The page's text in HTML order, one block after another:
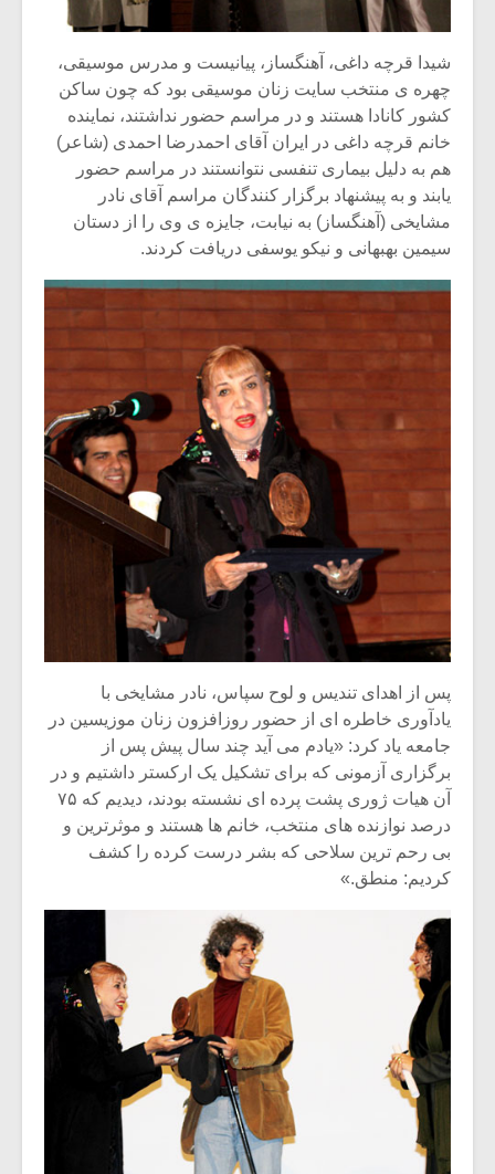
شیدا قرچه داغی، آهنگساز، پیانیست و مدرس موسیقی،
چهره ی منتخب سایت زنان موسیقی بود که چون ساکن
کشور کانادا هستند و در مراسم حضور نداشتند، نماینده
خانم قرچه داغی در ایران آقای احمدرضا احمدی (شاعر)
هم به دلیل بیماری تنفسی نتوانستند در مراسم حضور
یابند و به پیشنهاد برگزار کنندگان مراسم آقای نادر
مشایخی (آهنگساز) به نیابت، جایزه ی وی را از دستان
سیمین بهبهانی و نیکو یوسفی دریافت کردند.
پس از اهدای تندیس و لوح سپاس، نادر مشایخی با
یادآوری خاطره ای از حضور روزافزون زنان موزیسین در
جامعه یاد کرد: «یادم می آید چند سال پیش پس از
برگزاری آزمونی که برای تشکیل یک ارکستر داشتیم و در
آن هیات ژوری پشت پرده ای نشسته بودند، دیدیم که ۷۵
درصد نوازنده های منتخب، خانم ها هستند و موثرترین و
بی رحم ترین سلاحی که بشر درست کرده را کشف
کردیم: منطق.»